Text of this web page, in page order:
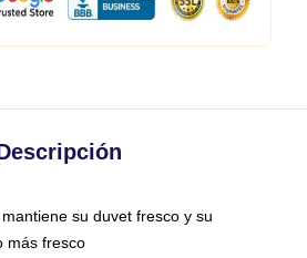
su duvet fresco y su
más fresco